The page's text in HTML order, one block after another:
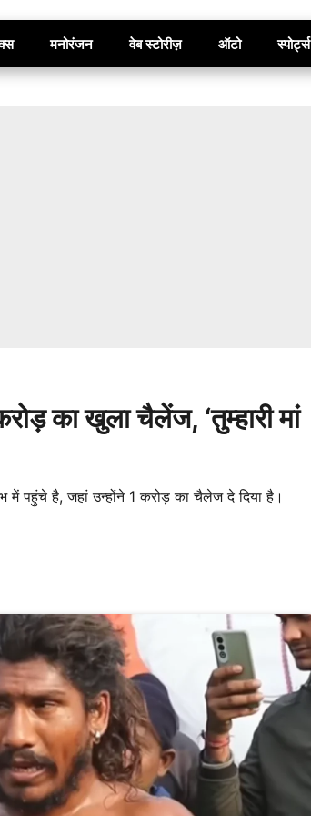
मनोरंजन वेब स्टोरीज़ ऑटो स्पोर्ट्स
का खुला चैलेंज, ‘तुम्हारी मां
पहुंचे है, जहां उन्होंने 1 करोड़ का चैलेज दे दिया है।